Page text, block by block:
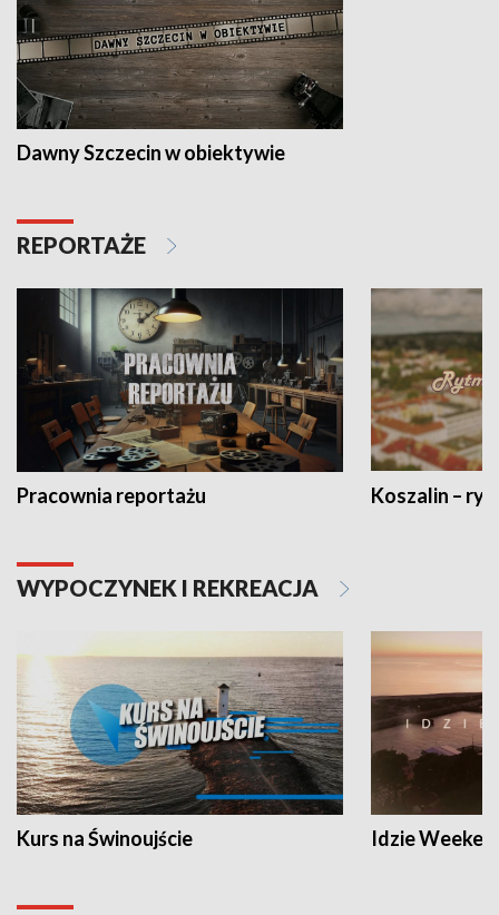
Dawny Szczecin w obiektywie
REPORTAŻE
Pracownia reportażu Koszalin –
WYPOCZYNEK I REKREACJA
Kurs na Świnoujście Idzie